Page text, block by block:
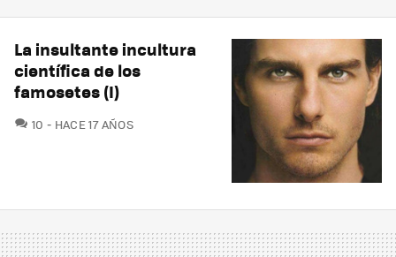
La insultante incultura
científica de los
famosetes (I)
10 COMENTARIOS
HACE 17 AÑOS